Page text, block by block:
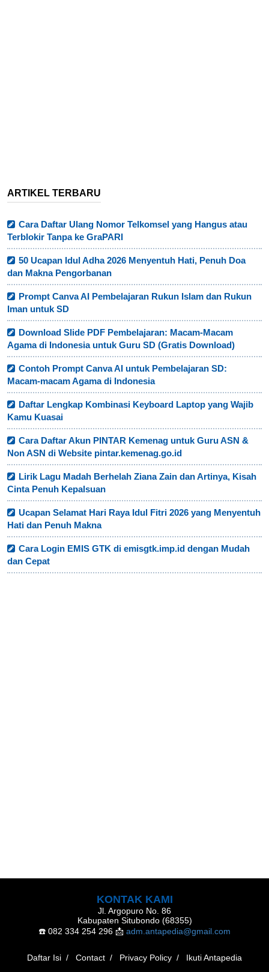
ARTIKEL TERBARU
Cara Daftar Ulang Nomor Telkomsel yang Hangus atau
Terblokir Tanpa ke GraPARI
50 Ucapan Idul Adha 2026 Menyentuh Hati, Penuh Doa
dan Makna Pengorbanan
Prompt Canva AI Pembelajaran Rukun Islam dan Rukun
Iman untuk SD
Download Slide PDF Pembelajaran: Macam-Macam
Agama di Indonesia untuk Guru SD (Gratis Download)
Contoh Prompt Canva AI untuk Pembelajaran SD:
Macam-macam Agama di Indonesia
Daftar Lengkap Kombinasi Keyboard Laptop yang Wajib
Kamu Kuasai
Cara Daftar Akun PINTAR Kemenag untuk Guru ASN &
Non ASN di Website pintar.kemenag.go.id
Lirik Lagu Madah Berhelah Ziana Zain dan Artinya, Kisah
Cinta Penuh Kepalsuan
Ucapan Selamat Hari Raya Idul Fitri 2026 yang Menyentuh
Hati dan Penuh Makna
Cara Login EMIS GTK di emisgtk.imp.id dengan Mudah
dan Cepat
KONTAK KAMI
Jl. Argopuro No. 86
Kabupaten Situbondo (68355)
☎️ 082 334 254 296 📩 adm.antapedia@gmail.com
Daftar Isi Contact Privacy Policy Ikuti Antapedia